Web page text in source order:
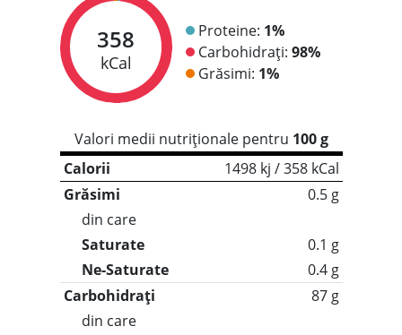
358
kCal
Proteine: 1%
Carbohidrați: 98%
Grăsimi: 1%
Valori medii nutriționale pentru 100 g
Calorii
1498 kj / 358 kCal
Grăsimi
0.5 g
din care
Saturate
0.1 g
Ne-Saturate
0.4 g
Carbohidrați
87 g
din care